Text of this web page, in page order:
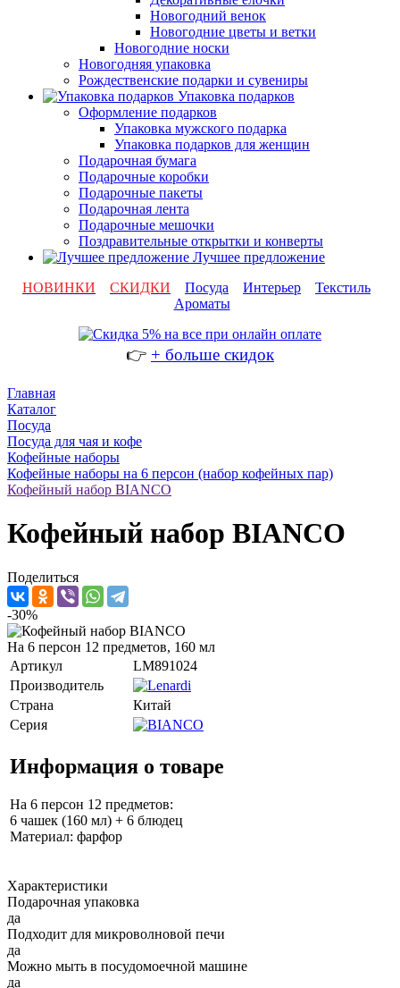
Новогодний венок
Новогодние цветы и ветки
Новогодние носки
Новогодняя упаковка
Рождественские подарки и сувениры
Упаковка подарков
Оформление подарков
Упаковка мужского подарка
Упаковка подарков для женщин
Подарочная бумага
Подарочные коробки
Подарочные пакеты
Подарочная лента
Подарочные мешочки
Поздравительные открытки и конверты
Лучшее предложение
НОВИНКИ
СКИДКИ Посуда Интерьер
Текстиль
Ароматы
👉 + больше скидок
Главная
Каталог
Посуда
Посуда для чая и кофе
Кофейные наборы
Кофейные наборы на 6 персон (набор кофейных пар)
Кофейный набор BIANCO
Кофейный набор BIANCO
Поделиться
-30%
На 6 персон 12 предметов, 160 мл
Артикул
LM891024
Производитель
Страна
Китай
Серия
Информация о товаре
На 6 персон 12 предметов:
6 чашек (160 мл) + 6 блюдец
Материал: фарфор
Характеристики
Подарочная упаковка
да
Подходит для микроволновой печи
да
Можно мыть в посудомоечной машине
да